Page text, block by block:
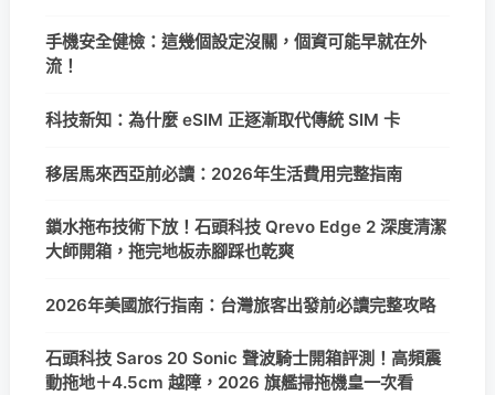
手機安全健檢：這幾個設定沒關，個資可能早就在外
流！
科技新知：為什麼 eSIM 正逐漸取代傳統 SIM 卡
移居馬來西亞前必讀：2026年生活費用完整指南
鎖水拖布技術下放！石頭科技 Qrevo Edge 2 深度清潔
大師開箱，拖完地板赤腳踩也乾爽
2026年美國旅行指南：台灣旅客出發前必讀完整攻略
石頭科技 Saros 20 Sonic 聲波騎士開箱評測！高頻震
動拖地＋4.5cm 越障，2026 旗艦掃拖機皇一次看